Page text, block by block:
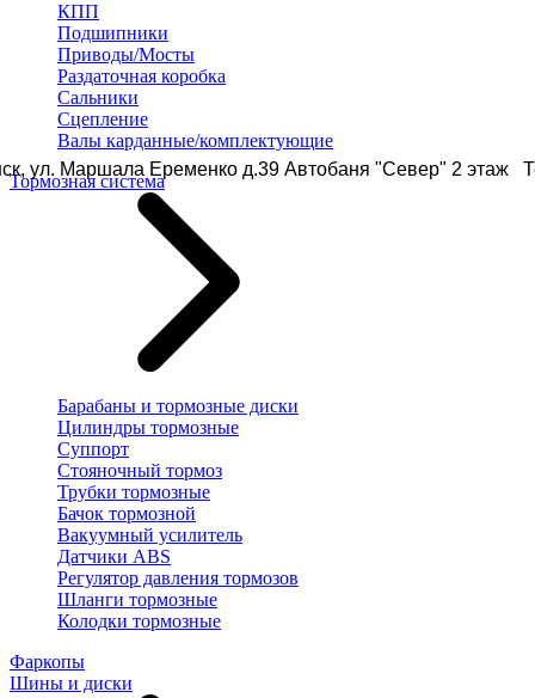
ул. Маршала Еременко д.39 Автобаня "Север" 2 этаж
КПП
Подшипники
Приводы/Мосты
Раздаточная коробка
Сальники
Сцепление
Валы карданные/комплектующие
Тормозная система
Барабаны и тормозные диски
Цилиндры тормозные
Суппорт
Стояночный тормоз
Трубки тормозные
Бачок тормозной
Вакуумный усилитель
Датчики ABS
Регулятор давления тормозов
Шланги тормозные
Колодки тормозные
Фаркопы
Шины и диски